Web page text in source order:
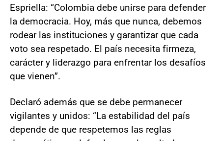
Espriella: “Colombia debe unirse para defender
la democracia. Hoy, más que nunca, debemos
rodear las instituciones y garantizar que cada
voto sea respetado. El país necesita firmeza,
carácter y liderazgo para enfrentar los desafíos
que vienen”.
Declaró además que se debe permanecer
vigilantes y unidos: “La estabilidad del país
depende de que respetemos las reglas